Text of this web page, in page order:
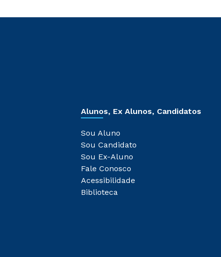
Alunos, Ex Alunos, Candidatos
Sou Aluno
Sou Candidato
Sou Ex-Aluno
Fale Conosco
Acessibilidade
Biblioteca